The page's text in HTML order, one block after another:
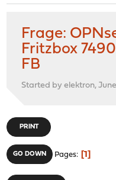
Frage:
Fritzbox
FB
Started by elektron,
PRINT
GO DOWN Pages 1